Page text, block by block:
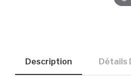
Description Détails